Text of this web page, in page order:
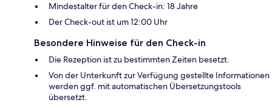
Mindestalter für den Check-in: 18 Jahre
Der Check-out ist um 12:00 Uhr
Besondere Hinweise für den Check-in
Die Rezeption ist zu bestimmten Zeiten besetzt.
Von der Unterkunft zur Verfügung gestellte Informationen
werden ggf. mit automatischen Übersetzungstools
übersetzt.